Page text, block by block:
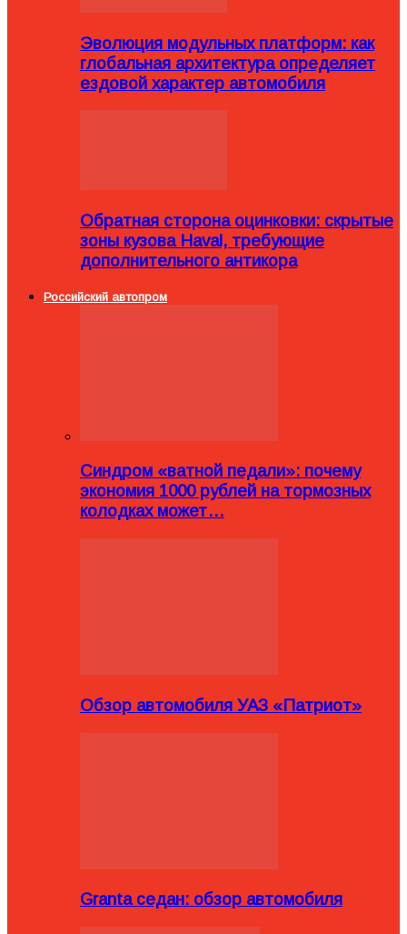
Эволюция модульных платформ: как
глобальная архитектура определяет
ездовой характер автомобиля
Обратная сторона оцинковки: скрытые
зоны кузова Haval, требующие
дополнительного антикора
Российский автопром
Синдром «ватной педали»: почему
экономия 1000 рублей на тормозных
колодках может…
Обзор автомобиля УАЗ «Патриот»
Granta седан: обзор автомобиля